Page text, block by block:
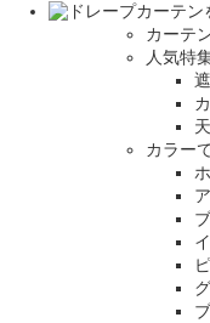
カーテ
人気特
カラー